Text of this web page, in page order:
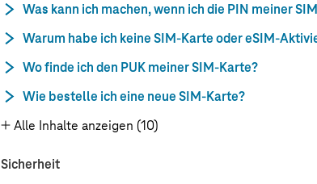
Was kann ich machen, wenn ich die PIN meiner
Warum habe ich keine SIM-Karte oder eSIM-
Wo finde ich den PUK meiner SIM-Karte?
Wie bestelle ich eine neue SIM-Karte?
Alle Inhalte anzeigen (10)
Sicherheit